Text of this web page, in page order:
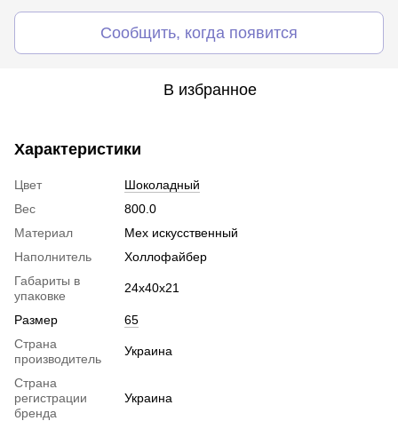
Сообщить, когда появится
В избранное
Характеристики
Цвет
Шоколадный
Вес
800.0
Материал
Мех искусственный
Наполнитель
Холлофайбер
Габариты в
упаковке
24х40х21
Размер
65
Страна
производитель
Украина
Страна
регистрации
бренда
Украина